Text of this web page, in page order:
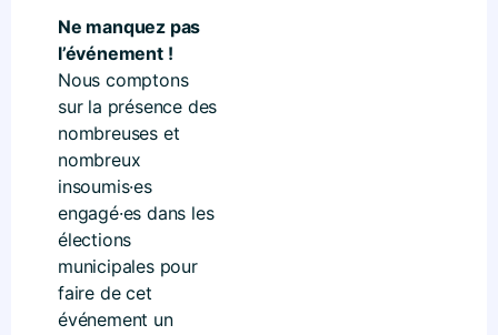
Ne manquez pas
l’événement !
Nous comptons
sur la présence des
nombreuses et
nombreux
insoumis·es
engagé·es dans les
élections
municipales pour
faire de cet
événement un